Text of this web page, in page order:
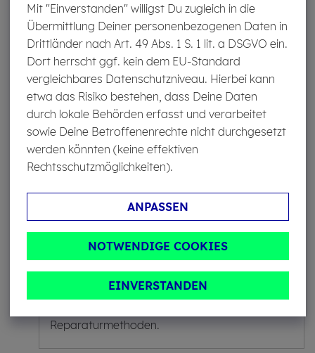
Mit "Einverstanden" willigst Du zugleich in die
Übermittlung Deiner personenbezogenen Daten in
Drittländer nach Art. 49 Abs. 1 S. 1 lit. a DSGVO ein.
Dort herrscht ggf. kein dem EU-Standard
vergleichbares Datenschutzniveau. Hierbei kann
etwa das Risiko bestehen, dass Deine Daten
durch lokale Behörden erfasst und verarbeitet
sowie Deine Betroffenenrechte nicht durchgesetzt
werden könnten (keine effektiven
Rechtsschutzmöglichkeiten).
ANPASSEN
NOTWENDIGE COOKIES
EINVERSTANDEN
die Reparatur eines Steinschlags gilt folgende
Faustregel : Befindet sich der Steinschlag nicht im
Sichtfelddes Fahrers, istkleiner als 5 Millimeterund
liegtmindestens 10 Zentimeter vom Rand entfernt
kann der Schaden repariert werden. Als Sichtfeld rechnet
man eine Fläche in der Größe eines DIN-A4-Blattes
direkt vor dem Fahrer.
Smar­t­Re­pair für Stein­schlag­schäden
Viele Kfz-Werkstätten reparieren kleine
Schäden durch Steinschlag mittels Smart
Technologies“). Dabei wird die Schadenstelle
repariert, ohne dass Fahrzeugteile getauscht
werden müssen. Das ist nicht nur günstiger,
Reparaturmethoden.